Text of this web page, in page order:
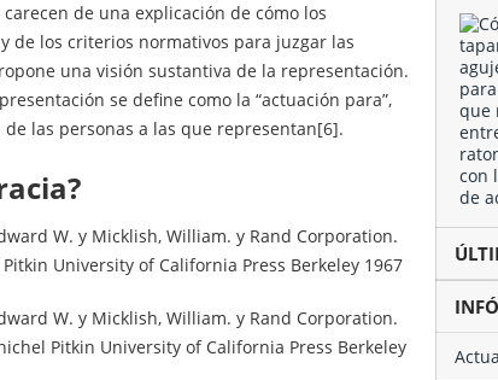
de una explicación de cómo los
de los criterios normativos para juzgar las
una visión sustantiva de la representación.
se define como la “actuación para”,
las personas a las que representan[6].
W. y Micklish, William. y Rand Corporation.
University of California Press Berkeley 1967
W. y Micklish, William. y Rand Corporation.
Pitkin University of California Press Berkeley